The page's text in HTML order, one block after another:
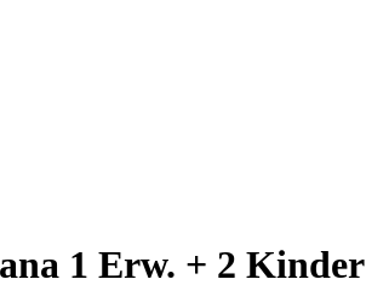
1 Erw. + 2 Kinder